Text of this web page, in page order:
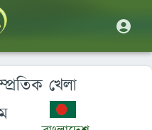
খেলা